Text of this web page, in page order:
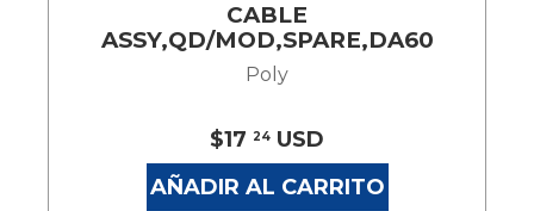
CABLE
ASSY,QD/MOD,SPARE,DA60
Poly
$17 24 USD
AÑADIR AL CARRITO